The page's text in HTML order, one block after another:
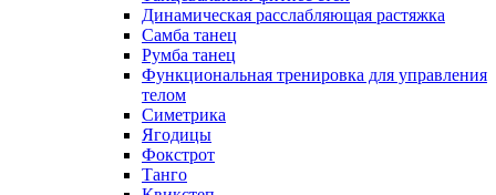
Динамическая расслабляющая растяжка
Самба танец
Румба танец
Функциональная тренировка для управления
телом
Симетрика
Ягодицы
Фокстрот
Танго